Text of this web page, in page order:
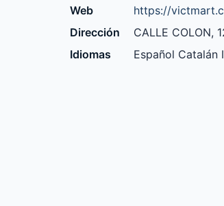
Web
https://
Dirección
CALLE COLON,
Idiomas
Español Catalán